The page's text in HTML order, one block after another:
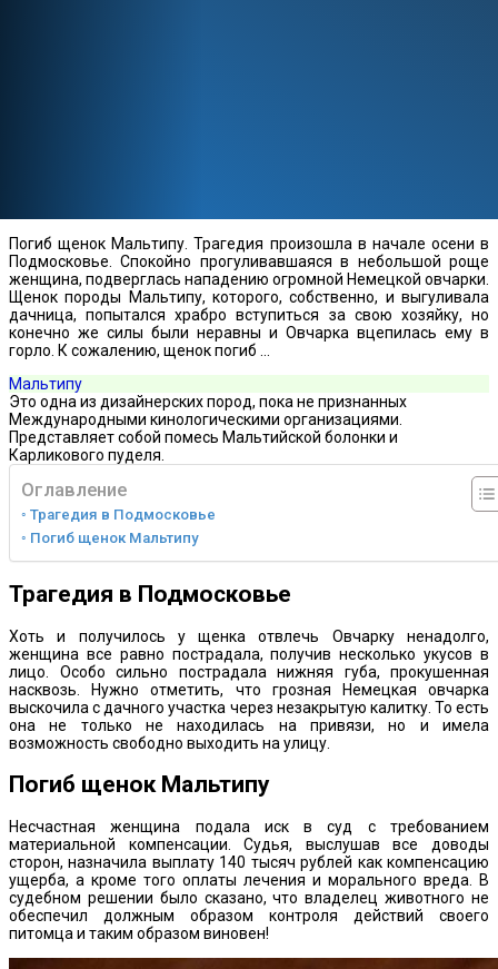
Погиб щенок Мальтипу. Трагедия произошла в начале осени в
Подмосковье. Спокойно прогуливавшаяся в небольшой роще
женщина, подверглась нападению огромной Немецкой овчарки.
Щенок породы Мальтипу, которого, собственно, и выгуливала
дачница, попытался храбро вступиться за свою хозяйку, но
конечно же силы были неравны и Овчарка вцепилась ему в
горло. К сожалению, щенок погиб …
Мальтипу
Это одна из дизайнерских пород, пока не признанных
Международными кинологическими организациями.
Представляет собой помесь Мальтийской болонки и
Карликового пуделя.
Оглавление
Трагедия в Подмосковье
Погиб щенок Мальтипу
Трагедия в Подмосковье
Хоть и получилось у щенка отвлечь Овчарку ненадолго,
женщина все равно пострадала, получив несколько укусов в
лицо. Особо сильно пострадала нижняя губа, прокушенная
насквозь. Нужно отметить, что грозная Немецкая овчарка
выскочила с дачного участка через незакрытую калитку. То есть
она не только не находилась на привязи, но и имела
возможность свободно выходить на улицу.
Погиб щенок Мальтипу
Несчастная женщина подала иск в суд с требованием
материальной компенсации. Судья, выслушав все доводы
сторон, назначила выплату 140 тысяч рублей как компенсацию
ущерба, а кроме того оплаты лечения и морального вреда. В
судебном решении было сказано, что владелец животного не
обеспечил должным образом контроля действий своего
питомца и таким образом виновен!